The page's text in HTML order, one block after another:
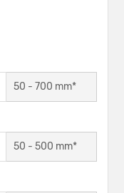
50 -700 mm*
50 -500 mm*